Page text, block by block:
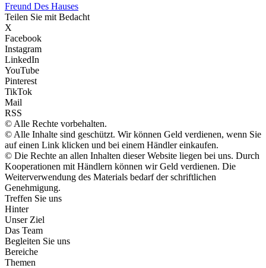
Freund Des Hauses
Teilen Sie mit Bedacht
X
Facebook
Instagram
LinkedIn
YouTube
Pinterest
TikTok
Mail
RSS
© Alle Rechte vorbehalten.
© Alle Inhalte sind geschützt. Wir können Geld verdienen, wenn Sie
auf einen Link klicken und bei einem Händler einkaufen.
© Die Rechte an allen Inhalten dieser Website liegen bei uns. Durch
Kooperationen mit Händlern können wir Geld verdienen. Die
Weiterverwendung des Materials bedarf der schriftlichen
Genehmigung.
Treffen Sie uns
Hinter
Unser Ziel
Das Team
Begleiten Sie uns
Bereiche
Themen